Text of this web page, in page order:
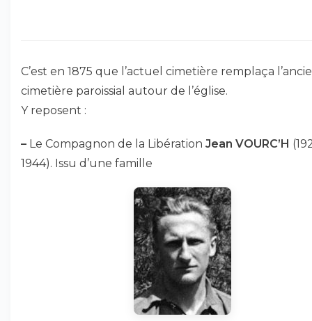
C’est en 1875 que l’actuel cimetière remplaça
cimetière paroissial autour de l’église.
Y reposent :
– Le Compagnon de la Libération Jean VOURC’H
1944). Issu d’une famille